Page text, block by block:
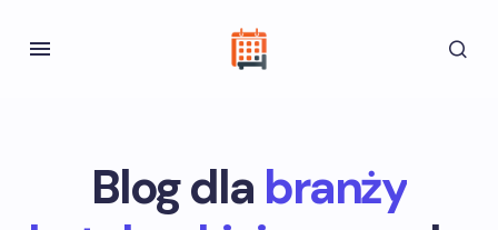
Blog dla branży